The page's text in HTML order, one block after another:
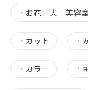
・ お花 犬 美容
・ カット ・
・ カラー ・